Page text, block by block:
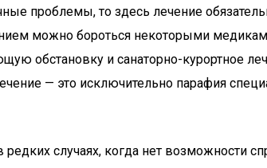
проблемы, то здесь лечение
можно бороться некоторыми
обстановку и санаторно-курортное
— это исключительно парафия
случаях, когда нет возможности